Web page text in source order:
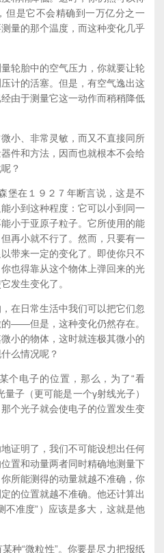
但是它不会精确到一万亿分之一
量的那个温度，而这种变化几乎
胎中的空气压力，你就要让轮
计的活塞。但是，有空气逸出这
由于测量它这一动作而稍稍降低
、非常灵敏，而又不直接同所
件和方法，因而也就根本不会给
？
在１９２７年断言说，这是不
小到这种程度：它可以小到同一
小于亚原子粒子。它所使用的能
再小就不行了。然而，只要有一
带来一定的变化了。即使你只不
也得靠从这个物体上弹回来的光
发生变化了。
日常生活中我们可以把它们忽
——但是，这种变化仍然存在。
小的物体，这时就连极其微小的
么情况呢？
电子的位置，那么，为了“看
子（更可能是一个γ射线光子）
个光子就会使电子的位置发生变
明了，我们不可能设想出任何
置和动量两者同时精确地测量下
所能测得的动量就越不准确，你
的位置就越不准确。他还计算出
不准度”）应该是多大，这就是他
“微粒性”。你要是尽力把报纸